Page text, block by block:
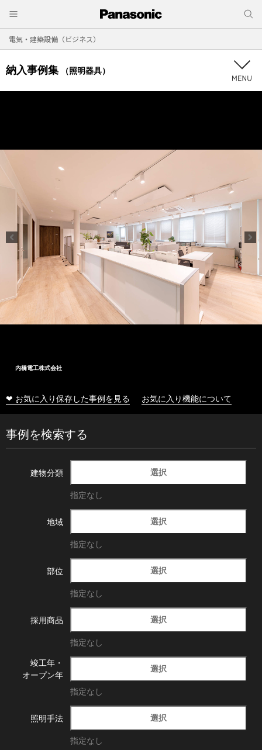
電気・建築設備（ビジネス）
納入事例集 （照明器具）
羽後町文化交流施設 美里音
❤ お気に入り保存した事例を見る お気に入り機能について
事例を検索する
建物分類 選択
指定なし
地域 選択
指定なし
部位 選択
指定なし
採用商品 選択
指定なし
竣工年・
オープン年
選択
指定なし
照明手法 選択
指定なし